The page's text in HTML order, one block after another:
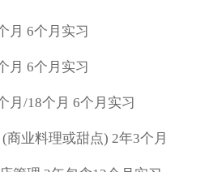
月 6个月实习
月 6个月实习
月/18个月 6个月实习
商业料理或甜点) 2年3个月